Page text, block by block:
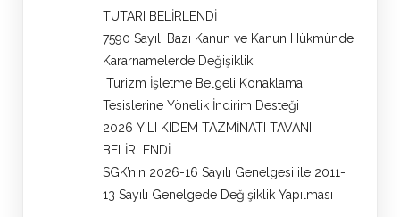
TUTARI BELİRLENDİ
7590 Sayılı Bazı Kanun ve Kanun Hükmünde
Kararnamelerde Değişiklik
Turizm İşletme Belgeli Konaklama
Tesislerine Yönelik İndirim Desteği
2026 YILI KIDEM TAZMİNATI TAVANI
BELİRLENDİ
SGK’nın 2026-16 Sayılı Genelgesi ile 2011-
13 Sayılı Genelgede Değişiklik Yapılması